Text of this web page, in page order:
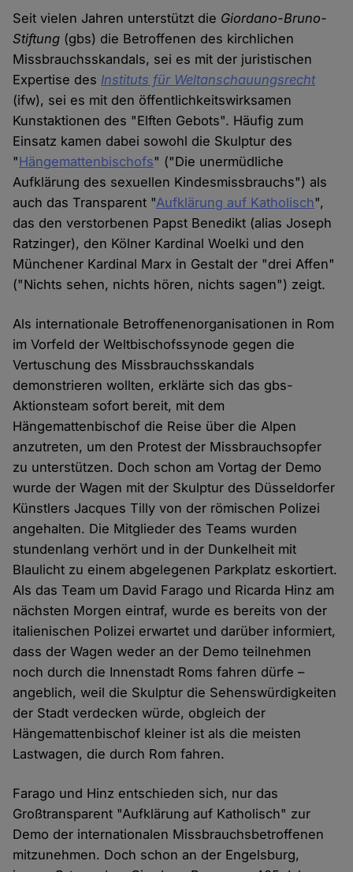
Seit vielen Jahren unterstützt die Giordano-Bruno-
Stiftung (gbs) die Betroffenen des kirchlichen
Missbrauchsskandals, sei es mit der juristischen
Expertise des Instituts für Weltanschauungsrecht
(ifw), sei es mit den öffentlichkeitswirksamen
Kunstaktionen des "Elften Gebots". Häufig zum
Einsatz kamen dabei sowohl die Skulptur des
"Hängemattenbischofs" ("Die unermüdliche
Aufklärung des sexuellen Kindesmissbrauchs") als
auch das Transparent "Aufklärung auf Katholisch",
das den verstorbenen Papst Benedikt (alias Joseph
Ratzinger), den Kölner Kardinal Woelki und den
Münchener Kardinal Marx in Gestalt der "drei Affen"
("Nichts sehen, nichts hören, nichts sagen") zeigt.
Als internationale Betroffenenorganisationen in Rom
im Vorfeld der Weltbischofssynode gegen die
Vertuschung des Missbrauchsskandals
demonstrieren wollten, erklärte sich das gbs-
Aktionsteam sofort bereit, mit dem
Hängemattenbischof die Reise über die Alpen
anzutreten, um den Protest der Missbrauchsopfer
zu unterstützen. Doch schon am Vortag der Demo
wurde der Wagen mit der Skulptur des Düsseldorfer
Künstlers Jacques Tilly von der römischen Polizei
angehalten. Die Mitglieder des Teams wurden
stundenlang verhört und in der Dunkelheit mit
Blaulicht zu einem abgelegenen Parkplatz eskortiert.
Als das Team um David Farago und Ricarda Hinz am
nächsten Morgen eintraf, wurde es bereits von der
italienischen Polizei erwartet und darüber informiert,
dass der Wagen weder an der Demo teilnehmen
noch durch die Innenstadt Roms fahren dürfe –
angeblich, weil die Skulptur die Sehenswürdigkeiten
der Stadt verdecken würde, obgleich der
Hängemattenbischof kleiner ist als die meisten
Lastwagen, die durch Rom fahren.
Farago und Hinz entschieden sich, nur das
Großtransparent "Aufklärung auf Katholisch" zur
Demo der internationalen Missbrauchsbetroffenen
mitzunehmen. Doch schon an der Engelsburg,